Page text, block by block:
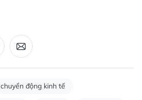
chuyển động kinh tế